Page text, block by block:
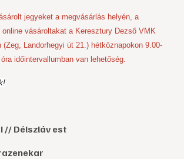
jegyeket a megvásárlás helyén, a
vásároltakat a Keresztury Dezső VMK
Landorhegyi út 21.) hétköznapokon 9.00-
időintervallumban van lehetőség.
// Délszláv est